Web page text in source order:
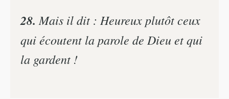
28. Mais il dit : Heureux plutôt ceux
qui écoutent la parole de Dieu et qui
la gardent !